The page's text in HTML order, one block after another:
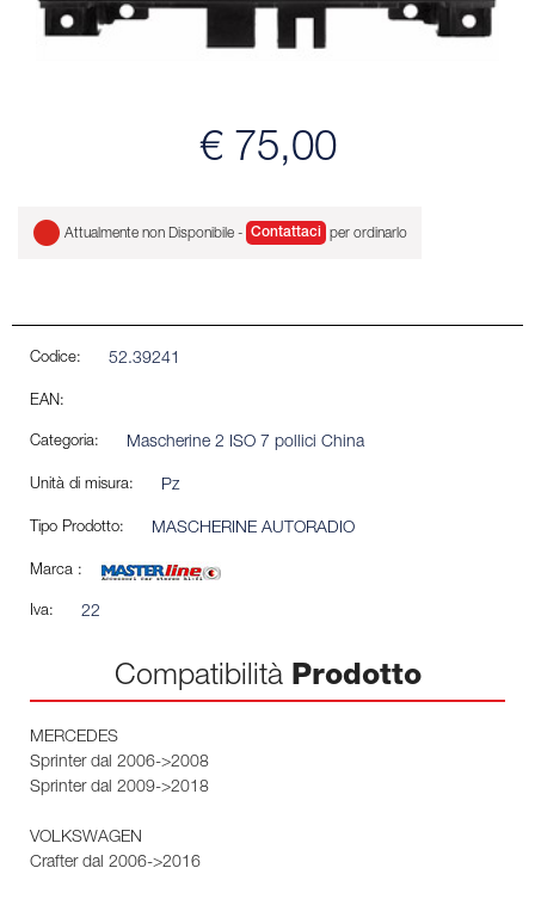
€ 75,00
Attualmente non Disponibile - Contattaci per ordinarlo
Codice: 52.39241
EAN:
Categoria: Mascherine 2 ISO 7 pollici China
Unità di misura: Pz
Tipo Prodotto: MASCHERINE AUTORADIO
Marca :
Iva: 22
Compatibilità Prodotto
MERCEDES
Sprinter dal 2006->2008
Sprinter dal 2009->2018
VOLKSWAGEN
Crafter dal 2006->2016